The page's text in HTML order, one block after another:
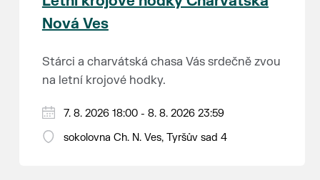
Nová Ves
Stárci a charvátská chasa Vás srdečně zvou
na letní krojové hodky.
PÁTEK 7. srpna
18:00 - ruční stavění máje
7. 8. 2026 18:00 - 8. 8. 2026 23:59
sokolovna Ch. N. Ves, Tyršův sad 4